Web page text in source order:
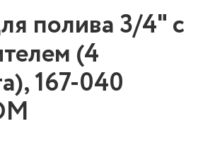
полива 3/4" с
(4
167-040